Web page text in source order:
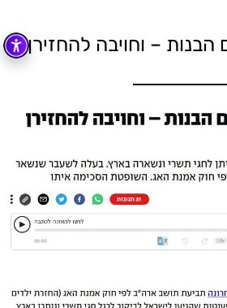
– וחויבה להחזירן